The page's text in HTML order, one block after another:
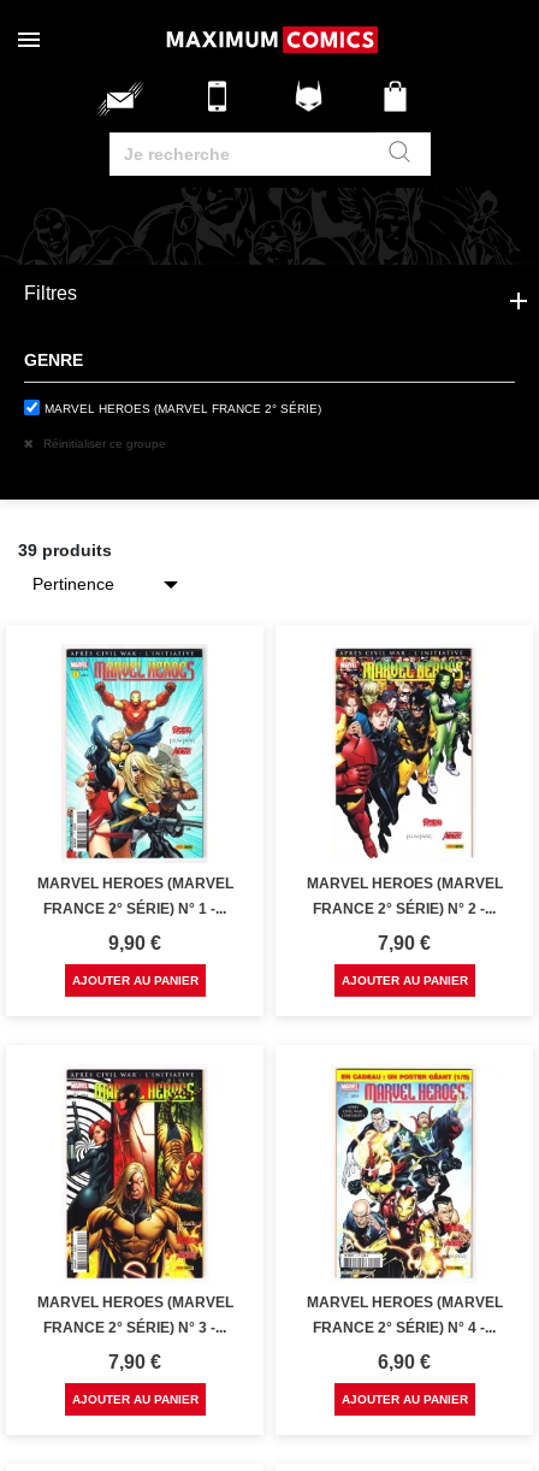
Filtres
GENRE
MARVEL HEROES (MARVEL FRANCE 2° SÉRIE)
Réinitialiser ce groupe
39 produits
MARVEL HEROES (MARVEL
FRANCE 2° SÉRIE) N° 1 -...
Prix
9,90 €
AJOUTER AU PANIER
MARVEL HEROES (MARVEL
FRANCE 2° SÉRIE) N° 2 -...
Prix
7,90 €
AJOUTER AU PANIER
MARVEL HEROES (MARVEL
FRANCE 2° SÉRIE) N° 3 -...
Prix
7,90 €
AJOUTER AU PANIER
MARVEL HEROES (MARVEL
FRANCE 2° SÉRIE) N° 4 -...
Prix
6,90 €
AJOUTER AU PANIER